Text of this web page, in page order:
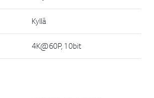
Kyllä
4K@60P, 10bit